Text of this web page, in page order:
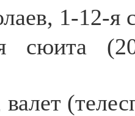
1-12-я
сюита